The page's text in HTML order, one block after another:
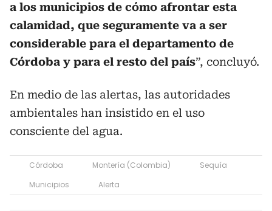
a los municipios de cómo afrontar esta
calamidad, que seguramente va a ser
considerable para el departamento de
Córdoba y para el resto del país”, concluyó.
En medio de las alertas, las autoridades
ambientales han insistido en el uso
consciente del agua.
Córdoba Montería (Colombia)
Sequía
Municipios
Alerta